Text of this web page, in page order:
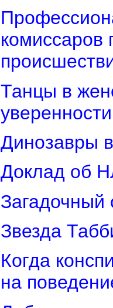
комиссаров
Танцы в
Динозавры
Доклад об
Загадочный
Звезда
Когда
на